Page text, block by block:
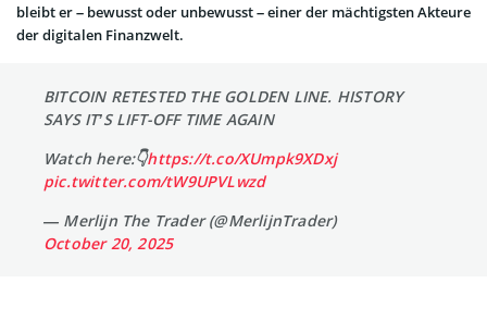
bleibt er – bewusst oder unbewusst – einer der mächtigsten Akteure
der digitalen Finanzwelt.
BITCOIN RETESTED THE GOLDEN LINE. HISTORY
SAYS IT’S LIFT-OFF TIME AGAIN
Watch here:👇https://t.co/XUmpk9XDxj
pic.twitter.com/tW9UPVLwzd
— Merlijn The Trader (@MerlijnTrader)
October 20, 2025